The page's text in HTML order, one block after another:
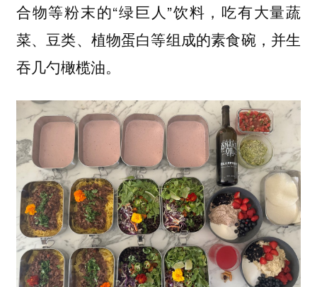
合物等粉末的“绿巨人”饮料，吃有大量蔬
菜、豆类、植物蛋白等组成的素食碗，并生
吞几勺橄榄油。